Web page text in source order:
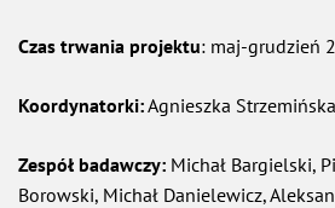
Czas trwania projektu: maj-grudzień
Koordynatorki:Agnieszka
Zespół badawczy: Michał Bargielski,
Borowski, Michał Danielewicz,